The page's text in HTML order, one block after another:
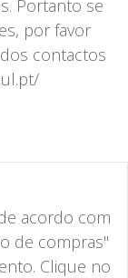
Portanto se
por favor
contactos
acordo com
de compras"
Clique no